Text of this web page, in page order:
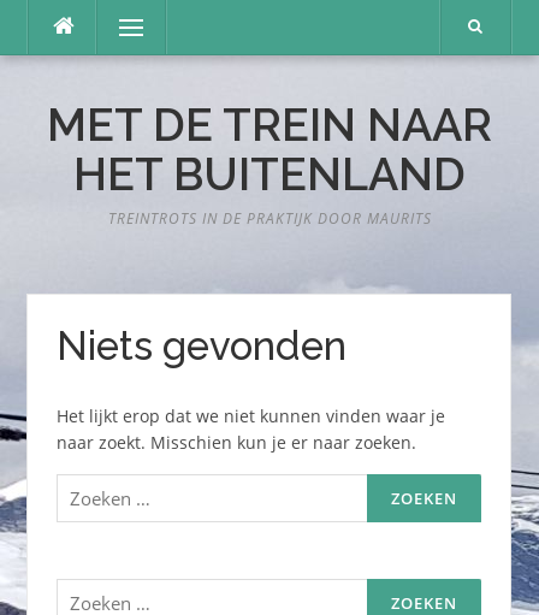
inhoud
Menu
MET DE TREIN NAAR
HET BUITENLAND
TREINTROTS IN DE PRAKTIJK DOOR MAURITS
Niets gevonden
Het lijkt erop dat we niet kunnen vinden waar je
naar zoekt. Misschien kun je er naar zoeken.
Zoeken
naar:
Zoeken
naar: